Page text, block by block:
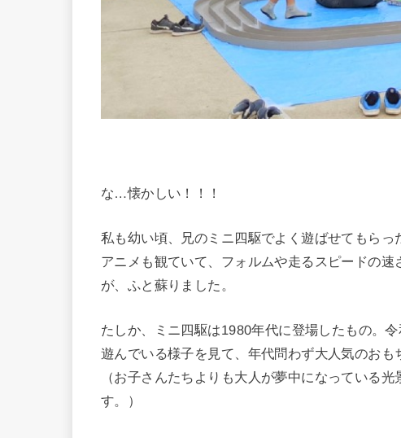
な…懐かしい！！！
私も幼い頃、兄のミニ四駆でよく遊ばせてもらっ
アニメも観ていて、フォルムや走るスピードの
が、ふと蘇りました。
たしか、ミニ四駆は1980年代に登場したもの。
遊んでいる様子を見て、年代問わず大人気のおも
（お子さんたちよりも大人が夢中になっている
す。）